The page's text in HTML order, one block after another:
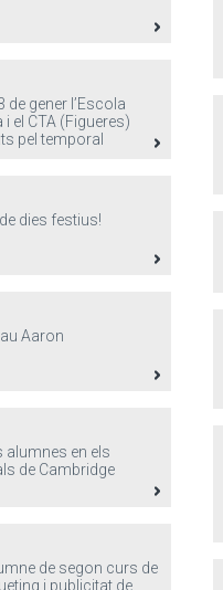
de gener l’Escola
el CTA (Figueres)
pel temporal
dies festius!
Aaron
alumnes en els
de Cambridge
de segon curs de
i publicitat de